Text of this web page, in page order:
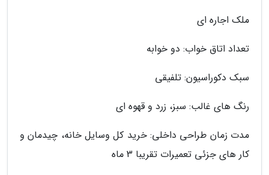
ملک اجاره ای
تعداد اتاق خواب: دو خوابه
سبک دکوراسیون: تلفیقی
رنگ های غالب: سبز، زرد و قهوه ای
مدت زمان طراحی داخلی: خرید کل وسایل خانه، چیدمان و
کار های جزئی تعمیرات تقریبا 3 ماه